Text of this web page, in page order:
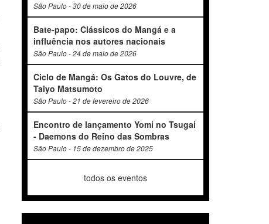
São Paulo - 30 de maio de 2026
Bate-papo: Clássicos do Mangá e a
influência nos autores nacionais
São Paulo - 24 de maio de 2026
Ciclo de Mangá: Os Gatos do Louvre, de
Taiyo Matsumoto
São Paulo - 21 de fevereiro de 2026
Encontro de lançamento Yomi no Tsugai
- Daemons do Reino das Sombras
São Paulo - 15 de dezembro de 2025
todos os eventos